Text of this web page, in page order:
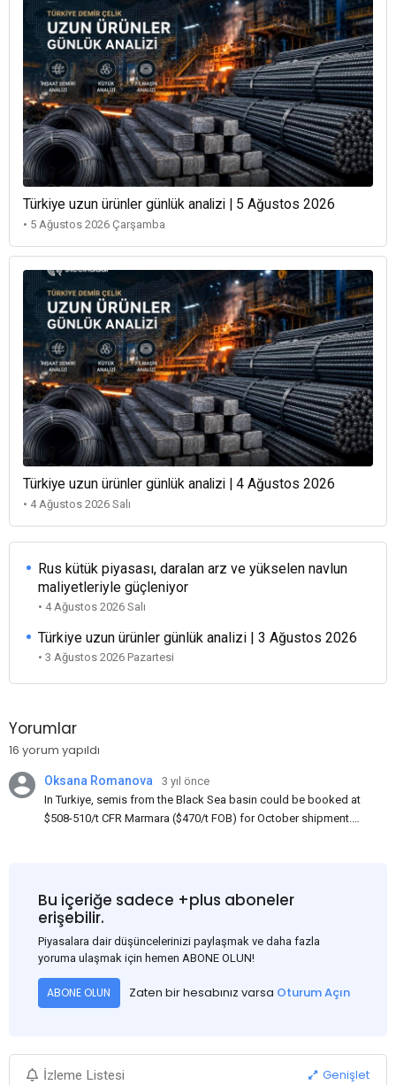
Türkiye uzun ürünler günlük analizi | 5 Ağustos 2026
• 5 Ağustos 2026 Çarşamba
Türkiye uzun ürünler günlük analizi | 4 Ağustos 2026
• 4 Ağustos 2026 Salı
Rus kütük piyasası, daralan arz ve yükselen navlun
maliyetleriyle güçleniyor
• 4 Ağustos 2026 Salı
Türkiye uzun ürünler günlük analizi | 3 Ağustos 2026
• 3 Ağustos 2026 Pazartesi
Yorumlar
16 yorum yapıldı
Oksana Romanova
3 yıl önce
In Turkiye, semis from the Black Sea basin could be booked at
$508-510/t CFR Marmara ($470/t FOB) for October shipment.
market. Information about sales of 15,000-20,000 t at $485/t
CFR around two weeks ago was circulating in the market, but it
could not be confirmed at the time of publication. This was a re-
export of Donbas material provided by a Russian mill.
Bu içeriğe sadece +plus aboneler
erişebilir.
Piyasalara dair düşüncelerinizi paylaşmak ve daha fazla
yoruma ulaşmak için hemen ABONE OLUN!
ABONE OLUN Zaten bir hesabınız varsa Oturum Açın
İzleme Listesi Genişlet